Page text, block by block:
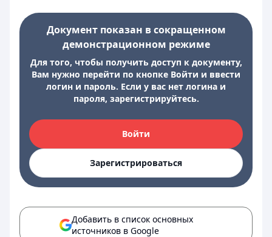
Документ показан в сокращенном
демонстрационном режиме
Для того, чтобы получить доступ к документу,
Вам нужно перейти по кнопке Войти и ввести
логин и пароль. Если у вас нет логина и
пароля, зарегистрируйтесь.
Войти
Зарегистрироваться
Добавить в список основных
источников в Google